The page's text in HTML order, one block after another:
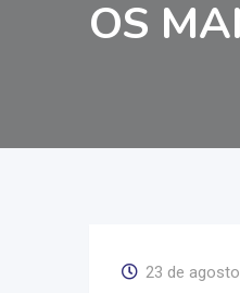
OS
23 de